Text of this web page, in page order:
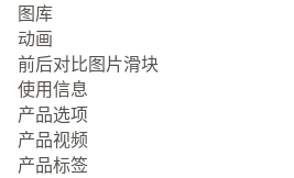
图库
动画
前后对比图片滑块
使用信息
产品选项
产品视频
产品标签